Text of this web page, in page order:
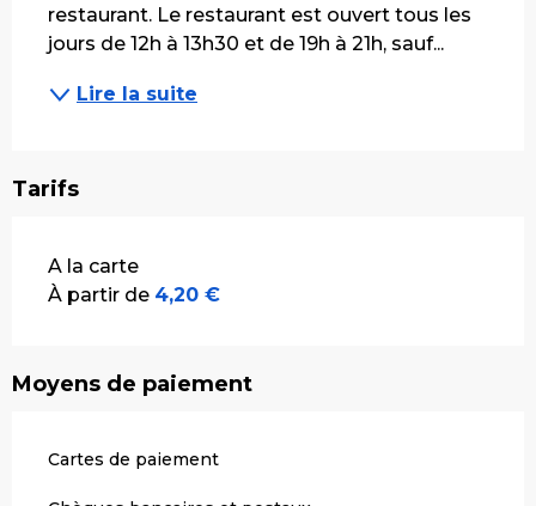
restaurant. Le restaurant est ouvert tous les
jours de 12h à 13h30 et de 19h à 21h, sauf...
Lire la suite
Tarifs
Tarifs 2026
A la carte
À partir de 4,20 €
Moyens de paiement
Cartes de paiement